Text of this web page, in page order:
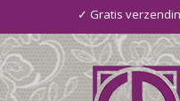
✓ Gratis